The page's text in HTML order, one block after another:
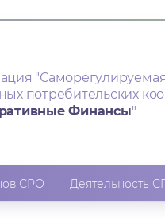
потребительских
Финансы"
СРО Деятельность